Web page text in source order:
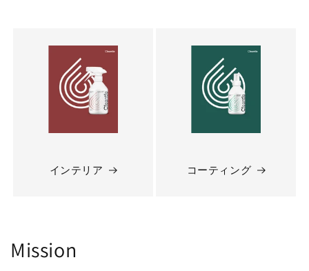
インテリア コーティング
Mission